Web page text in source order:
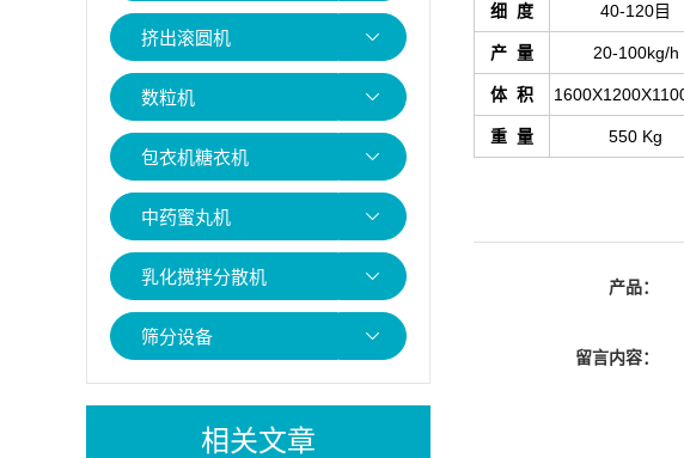
挤出滚圆机
数粒机
包衣机糖衣机
中药蜜丸机
乳化搅拌分散机
筛分设备
相关文章
细 度 40-120目
产 量 20-100kg/h
体 积
重 量 550 Kg
产品：
留言内容：